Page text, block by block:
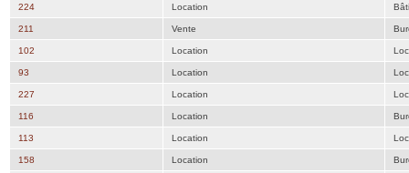
224 Location
211 Vente
102 Location
93 Location
227 Location
116 Location
113 Location
158 Location